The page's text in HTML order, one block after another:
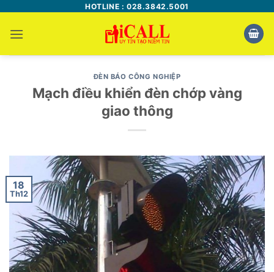
nội
dung
HOTLINE : 028.3842.5001
ĐÈN BÁO CÔNG NGHIỆP
Mạch điều khiển đèn chớp vàng
giao thông
18
Th12